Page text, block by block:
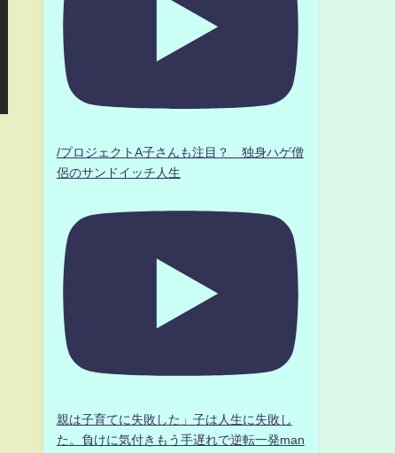
/プロジェクトA子さんも注目？ 独身ハゲ僧
侶のサンドイッチ人生
親は子育てに失敗した」子は人生に失敗し
た。負けに気付きもう手遅れで逆転一発man